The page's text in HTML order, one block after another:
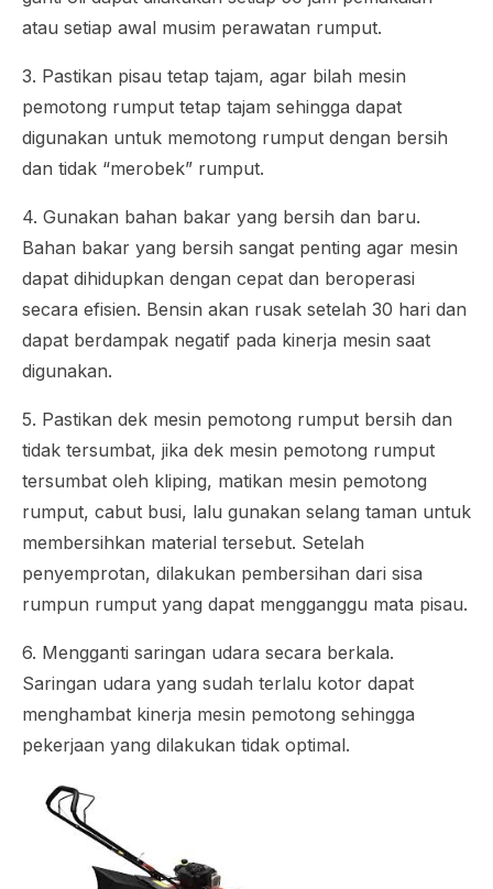
atau setiap awal musim perawatan rumput.
3. Pastikan pisau tetap tajam, agar bilah mesin
pemotong rumput tetap tajam sehingga dapat
digunakan untuk memotong rumput dengan bersih
dan tidak “merobek” rumput.
4. Gunakan bahan bakar yang bersih dan baru.
Bahan bakar yang bersih sangat penting agar mesin
dapat dihidupkan dengan cepat dan beroperasi
secara efisien. Bensin akan rusak setelah 30 hari dan
dapat berdampak negatif pada kinerja mesin saat
digunakan.
5. Pastikan dek mesin pemotong rumput bersih dan
tidak tersumbat, jika dek mesin pemotong rumput
tersumbat oleh kliping, matikan mesin pemotong
rumput, cabut busi, lalu gunakan selang taman untuk
membersihkan material tersebut. Setelah
penyemprotan, dilakukan pembersihan dari sisa
rumpun rumput yang dapat mengganggu mata pisau.
6. Mengganti saringan udara secara berkala.
Saringan udara yang sudah terlalu kotor dapat
menghambat kinerja mesin pemotong sehingga
pekerjaan yang dilakukan tidak optimal.